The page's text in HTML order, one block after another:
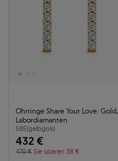
Ohrringe Share Your Love: Gold,
Labordiamanten
585|gelbgold
432 €
470 € Sie sparen 38 €